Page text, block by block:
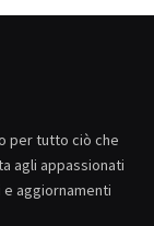
per tutto ciò che
agli appassionati
aggiornamenti